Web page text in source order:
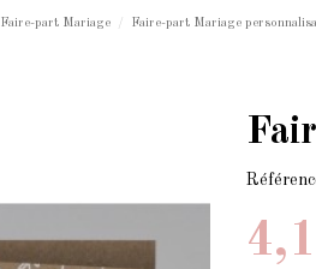
Faire-part Mariage Faire-part Mariage